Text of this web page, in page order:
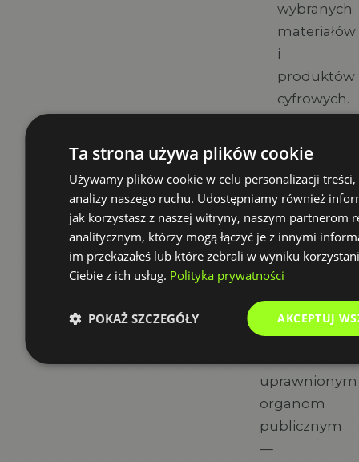
wybranych
materiałów
i
produktów
cyfrowych.
możemy
również
przekazać
operatorom
płatności,
doradcom
technicznym
uprawnionym
organom
publicznym
—
Ta strona używa plików cookie
Używamy plików cookie w celu personalizacji
analizy naszego ruchu. Udostępniamy również
jak korzystasz z naszej witryny, naszym partnerom
analitycznym, którzy mogą łączyć je z innymi
im przekazałeś lub które zebrali w wyniku
Ciebie z ich usług. Polityka prywatności
AKCEPTUJ
POKAŻ SZCZEGÓŁY